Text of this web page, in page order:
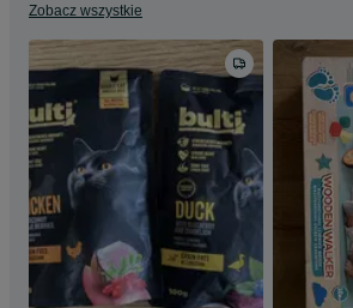
Zobacz wszystkie